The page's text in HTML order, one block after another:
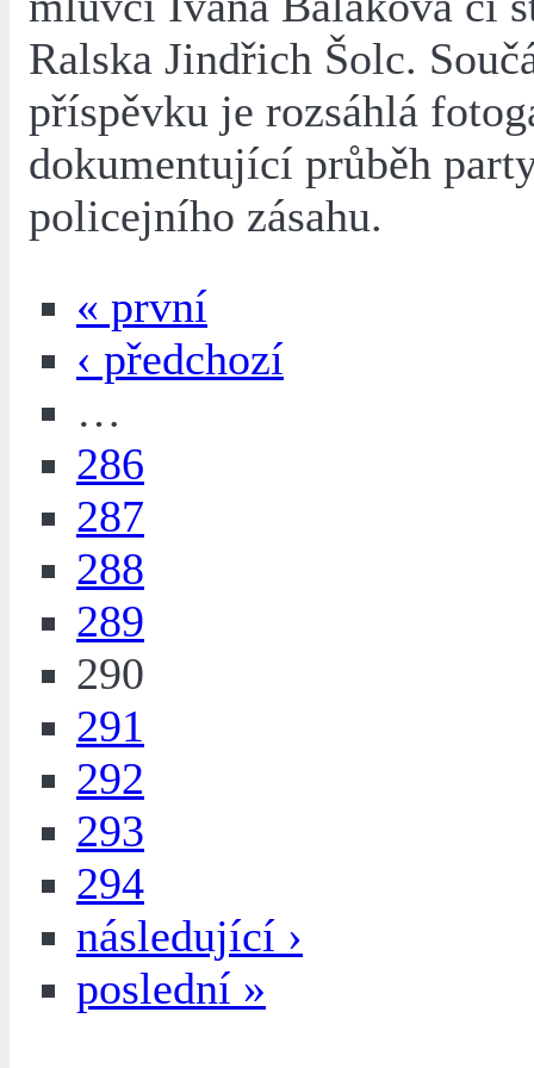
Ralska Jindřich Šolc.
příspěvku je rozsáhlá
dokumentující průběh
policejního zásahu.
« první
‹ předchozí
…
286
287
288
289
290
291
292
293
294
následující ›
poslední »